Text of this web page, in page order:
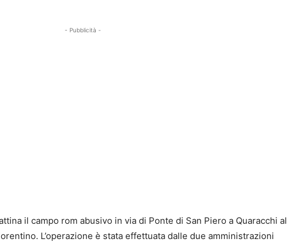
- Pubblicità -
il campo rom abusivo in via di Ponte di San Piero a Quaracchi al
L’operazione è stata effettuata dalle due amministrazioni